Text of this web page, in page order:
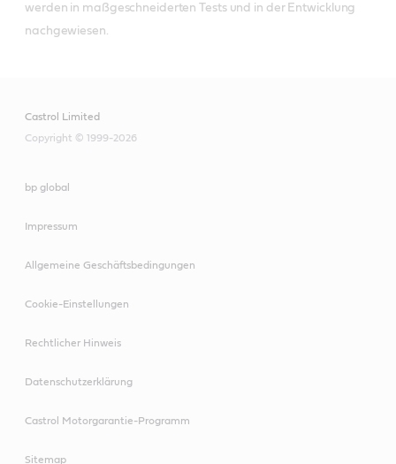
werden in maßgeschneiderten Tests und in der Entwicklung
nachgewiesen.
Castrol Limited
Copyright © 1999-2026
bp global
Impressum
Allgemeine Geschäftsbedingungen
Cookie-Einstellungen
Rechtlicher Hinweis
Datenschutzerklärung
Castrol Motorgarantie-Programm
Sitemap